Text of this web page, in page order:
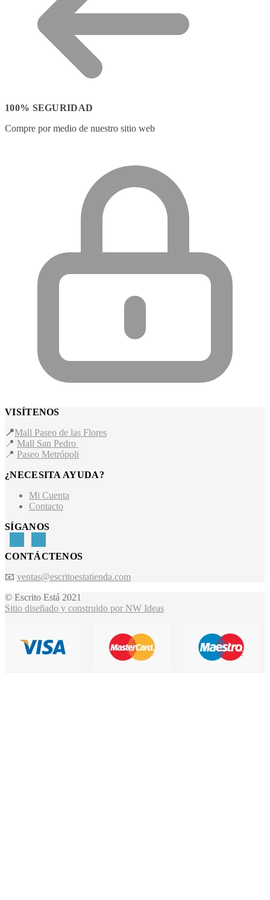
100% SEGURIDAD
Compre por medio de nuestro sitio web
VISÍTENOS
📍Mall Paseo de las Flores
📍 Mall San Pedro
📍 Paseo Metrópoli
¿NECESITA AYUDA?
Mi Cuenta
Contacto
SÍGANOS
CONTÁCTENOS
📧 ventas@escritoestatienda.com
© Escrito Está 2021
Sitio diseñado y construido por NW Ideas